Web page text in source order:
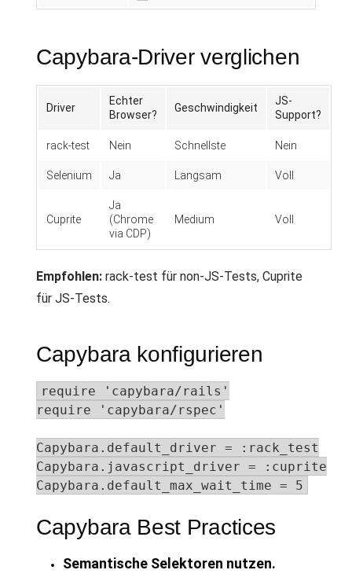
Capybara-Driver verglichen
Driver
Echter
Browser?
Geschwindigkeit
JS-
Support?
rack-test Nein Schnellste Nein
Selenium Ja Langsam Voll
Cuprite
Ja
(Chrome
via CDP)
Medium Voll
Empfohlen: rack-test für non-JS-Tests, Cuprite
für JS-Tests.
Capybara konfigurieren
require 'capybara/rails'
require 'capybara/rspec'
Capybara.default_driver = :rack_test
Capybara.javascript_driver = :cuprite
Capybara.default_max_wait_time = 5
Capybara Best Practices
Semantische Selektoren nutzen.